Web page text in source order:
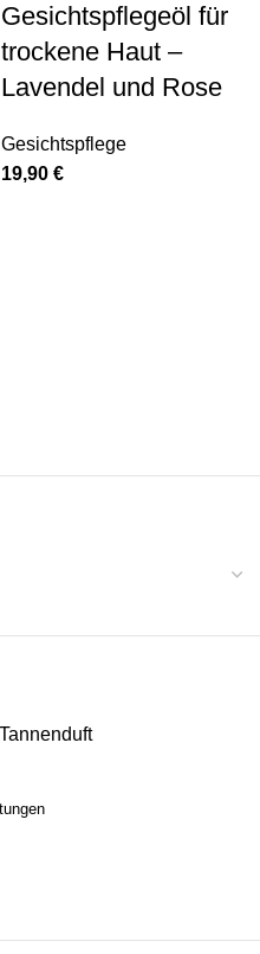
Gesichtspflegeöl für
trockene Haut –
Lavendel und Rose
Gesichtspflege
19,90 €